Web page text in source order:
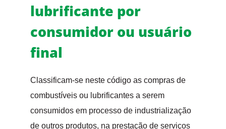
lubrificante por
consumidor ou usuário
final
Classificam-se neste código as compras de
combustíveis ou lubrificantes a serem
consumidos em processo de industrialização
de outros produtos, na prestação de serviços